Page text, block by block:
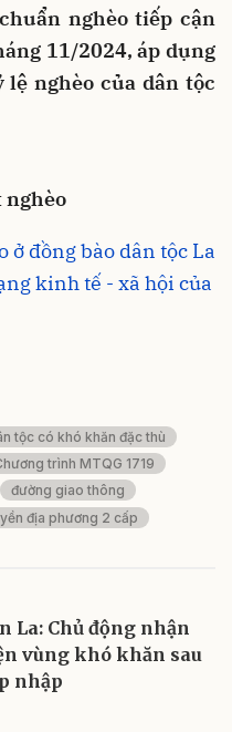
nghèo tiếp cận
11/2024, áp dụng
nghèo của dân tộc
nghèo
ở đồng bào dân tộc La
kinh tế - xã hội của
tộc có khó khăn đặc thù
trình MTQG 1719
đường giao thông
địa phương 2 cấp
La: Chủ động nhận
vùng khó khăn sau
nhập